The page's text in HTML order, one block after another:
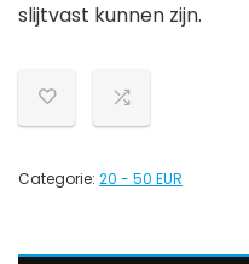
slijtvast kunnen zijn.
Categorie: 20 - 50 EUR